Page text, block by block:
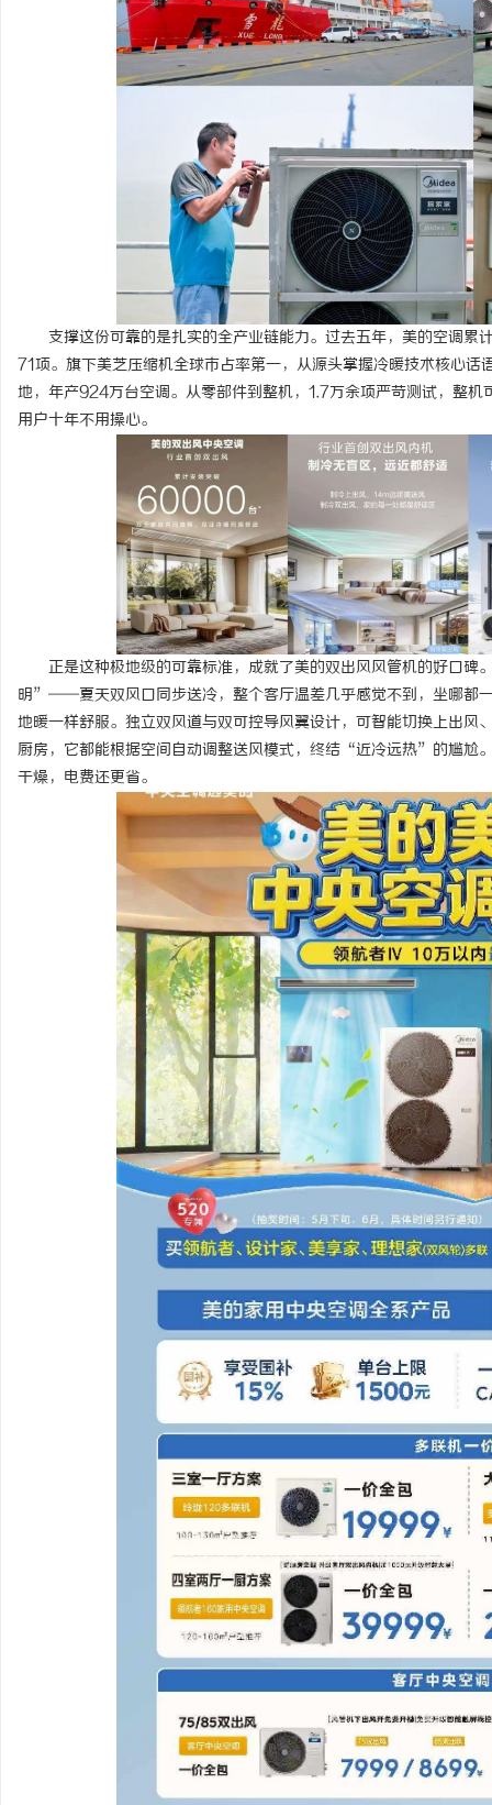
支撑这份可靠的是扎实的全产业链能力。过去五年，美的空调
71项。旗下美芝压缩机全球市占率第一，从源头掌握冷暖技术核心
地，年产924万台空调。从零部件到整机，1.7万余项严苛测试，整
用户十年不用操心。
正是这种极地级的可靠标准，成就了美的双出风风管机的好口
明”——夏天双风口同步送冷，整个客厅温差几乎感觉不到，坐哪都
地暖一样舒服。独立双风道与双可控导风翼设计，可智能切换上出
厨房，它都能根据空间自动调整送风模式，终结“近冷远热”的尴尬
干燥，电费还更省。